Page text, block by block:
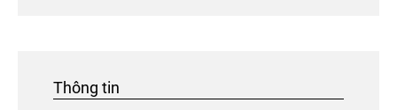
Thông tin